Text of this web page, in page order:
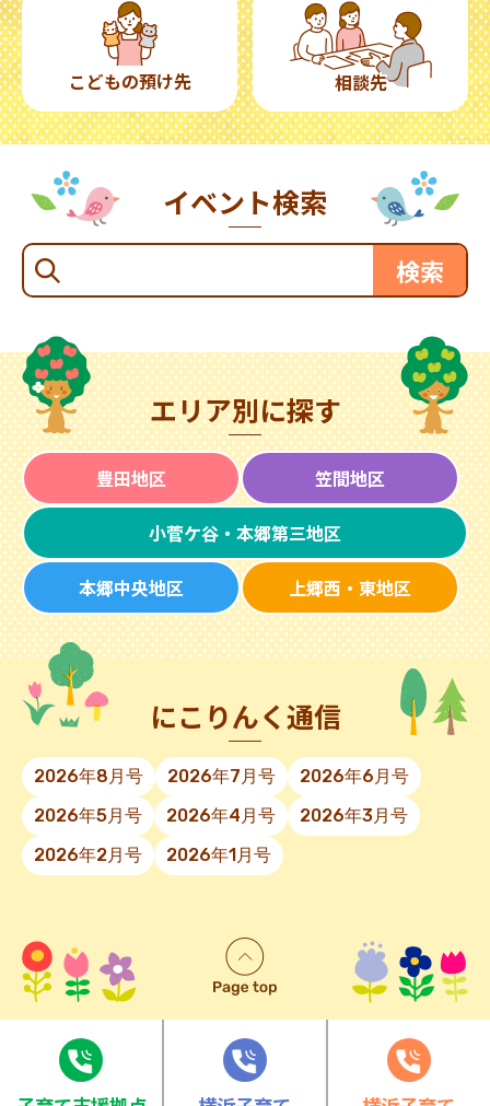
こどもの預け先 相談先
イベント検索
エリア別に探す
豊田地区 笠間地区
小菅ケ谷・本郷第三地区
本郷中央地区 上郷西・東地区
にこりんく通信
2026年8月号 2026年7月号
2026年6月号
2026年5月号
2026年4月号
2026年3月号
2026年2月号
2026年1月号